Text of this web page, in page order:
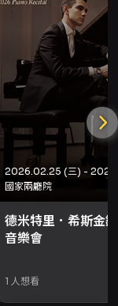
契利比達凱
以來，馬寇
年來他在法
國家兩廳院
德米特里．希斯金
音樂會
1 人想看